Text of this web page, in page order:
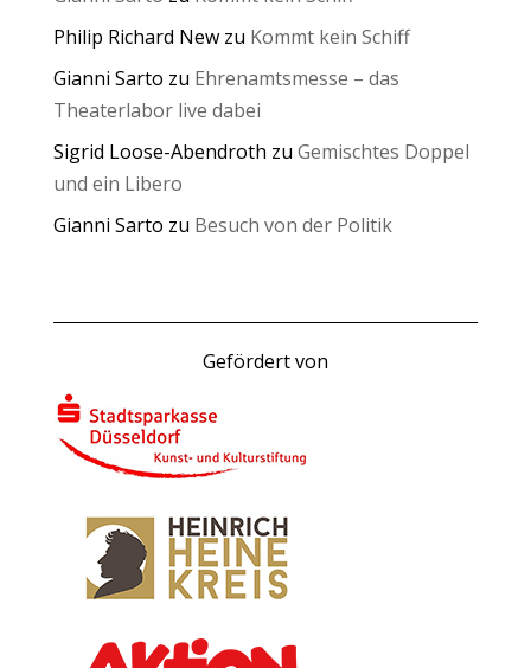
Philip Richard Newzu Kommt kein Schiff
Gianni Sarto zu Ehrenamtsmesse – das
Theaterlabor live dabei
Sigrid Loose-Abendroth zu Gemischtes Doppel
und ein Libero
Gianni Sarto zu Besuch von der Politik
Gefördert von